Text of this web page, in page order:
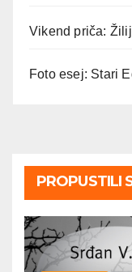
Vikend priča:
Foto esej: Stari
PROPUSTILI